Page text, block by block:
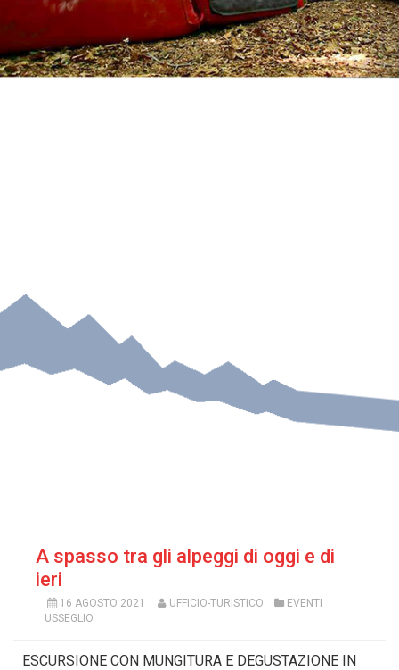
A spasso tra gli alpeggi di oggi e di
ieri
16 AGOSTO 2021 UFFICIO-TURISTICO
EVENTI
USSEGLIO
ESCURSIONE CON MUNGITURA E DEGUSTAZIONE IN